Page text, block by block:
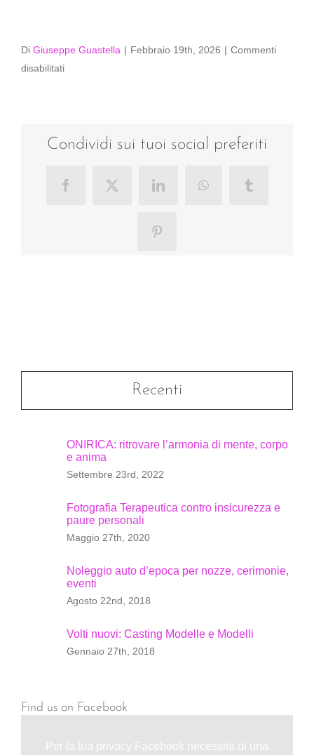
Di Giuseppe Guastella | Febbraio 19th, 2026 | Commenti
disabilitatisu
Condividi sui tuoi social preferiti
FacebookX LinkedInWhatsAppTumblr
Pinterest
Recenti
ONIRICA: ritrovare l’armonia di mente, corpo
e anima
Settembre 23rd, 2022
Fotografia Terapeutica contro insicurezza e
paure personali
Maggio 27th, 2020
Noleggio auto d’epoca per nozze, cerimonie,
eventi
Agosto 22nd, 2018
Volti nuovi: Casting Modelle e Modelli
Gennaio 27th, 2018
Find us on Facebook
Per la tua privacy Facebook necessita di una